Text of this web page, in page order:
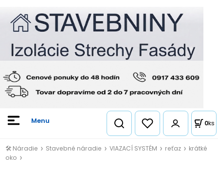
0ks
🛠️ Náradie Stavebné náradie VIAZACÍ SYSTÉM reťaz
krátké
oko